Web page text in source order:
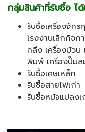
กลุ่มสินค้าที่รับซื้อ ไ
รับซื้อเครื่องจักร
โรงงานเลิกกิจก
กลึง เครื่องม้วน
พิมพ์ เครื่องปั๊มล
รับซื้อเศษเหล็ก
รับซื้อสายไฟเก่า
รับซื้อหม้อแปลงเ